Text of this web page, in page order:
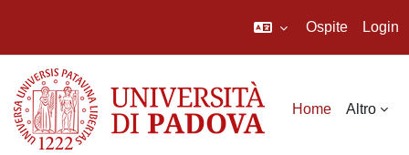
Ospite Login
Home Altro